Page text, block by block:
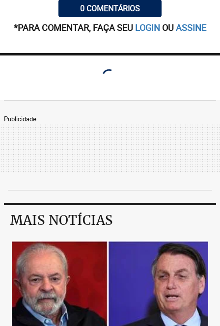
0 COMENTÁRIOS
*PARA COMENTAR, FAÇA SEU LOGIN OUASSINE
Publicidade
MAIS NOTÍCIAS